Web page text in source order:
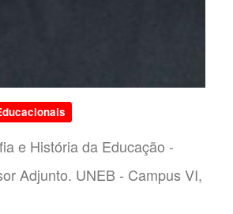
e História da Educação -
Adjunto. UNEB - Campus VI,